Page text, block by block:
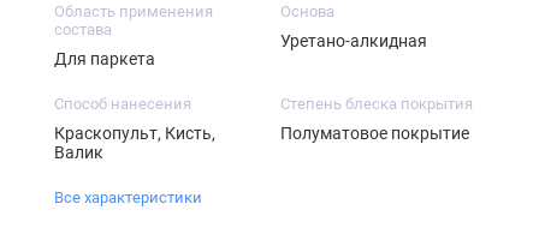
Область применения
состава
Для паркета
Основа
Уретано-алкидная
Способ нанесения
Краскопульт, Кисть,
Валик
Степень блеска покрытия
Полуматовое покрытие
Все характеристики